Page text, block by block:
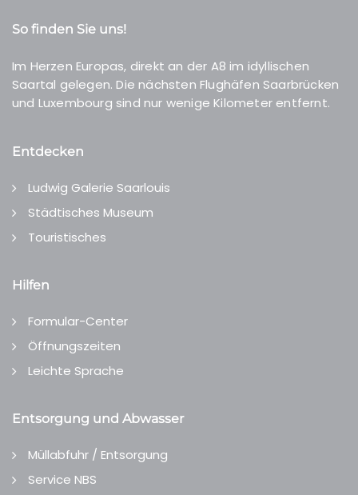
So finden Sie uns!
Im Herzen Europas, direkt an der A8 im idyllischen
Saartal gelegen. Die nächsten Flughäfen Saarbrücken
und Luxembourg sind nur wenige Kilometer entfernt.
Entdecken
Ludwig Galerie Saarlouis
Städtisches Museum
Touristisches
Hilfen
Formular-Center
Öffnungszeiten
Leichte Sprache
Entsorgung und Abwasser
Müllabfuhr / Entsorgung
Service NBS